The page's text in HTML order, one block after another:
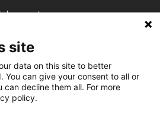
site
data on this site to better
You can give your consent to all or
decline them all. For more
policy.